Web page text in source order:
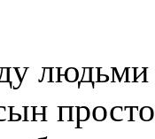
людьми